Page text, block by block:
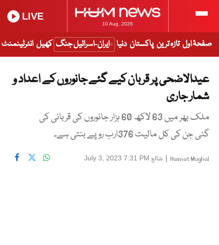
10 Aug, 2026
LIVE
صفحۂ اول تازہ ترین پاکستان دنیا ایران-اسرائیل جنگ کھیل انٹرٹینمنٹ
عیدالاضحی پر قربان کیے گئے جانوروں کے اعداد و
شمار جاری
ملک بھر میں 63 لاکھ 60 ہزار جانوروں کی قربانی کی
گئی جن کی کل مالیت 376ارب روپے بنتی ہے۔
Hasnat Mughal
| شائع July 3, 2023 7:31 PM